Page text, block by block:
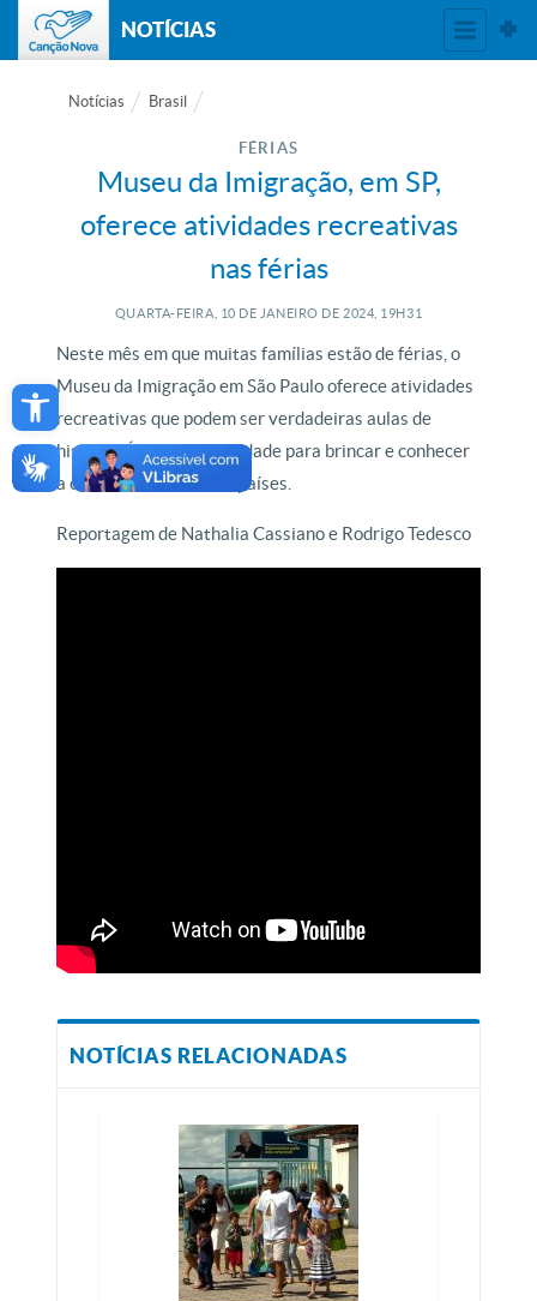
Open toolbar
NOTÍCIAS
Notícias Brasil
FÉRIAS
Museu da Imigração, em SP,
oferece atividades recreativas
nas férias
QUARTA-FEIRA, 10 DE JANEIRO DE 2024, 19H31
Neste mês em que muitas famílias estão de férias, o
Museu da Imigração em São Paulo oferece atividades
recreativas que podem ser verdadeiras aulas de
história. É uma oportunidade para brincar e conhecer
a cultura de diferentes países.
Reportagem de Nathalia Cassiano e Rodrigo Tedesco
NOTÍCIAS RELACIONADAS